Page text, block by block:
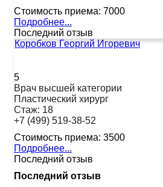
Стоимость приема: 7000
Подробнее...
Последний отзыв
Коробков Георгий Игоревич
5
Врач высшей категории
Пластический хирург
Стаж: 18
+7 (499) 519-38-52
Стоимость приема: 3500
Подробнее...
Последний отзыв
Последний отзыв